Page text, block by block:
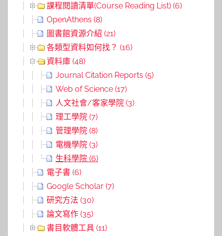
課程閱讀清單(Course Reading List) (6)
OpenAthens (8)
圖書館資源介紹 (21)
各類型資料如何找？ (16)
資料庫 (48)
Journal Citation Reports (5)
Web of Science (17)
人文社會/客家學院 (3)
理工學院 (7)
管理學院 (8)
電機學院 (3)
生科學院 (6)
電子書 (6)
Google Scholar (7)
研究方法 (30)
論文寫作 (35)
書目軟體工具 (11)